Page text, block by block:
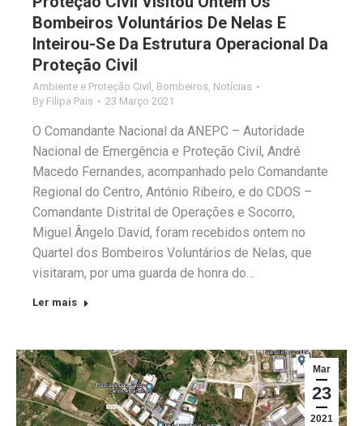
Bombeiros Voluntários De Nelas E
Inteirou-Se Da Estrutura Operacional Da
Proteção Civil
Ambiente e Proteção Civil , Bombeiros, Notícias
By Filipa Pais 23 Março 2021
O Comandante Nacional da ANEPC – Autoridade
Nacional de Emergência e Proteção Civil, André
Macedo Fernandes, acompanhado pelo Comandante
Regional do Centro, António Ribeiro, e do CDOS –
Comandante Distrital de Operações e Socorro,
Miguel Ângelo David, foram recebidos ontem no
Quartel dos Bombeiros Voluntários de Nelas, que
visitaram, por uma guarda de honra do…
Ler mais
Mar
23
2021